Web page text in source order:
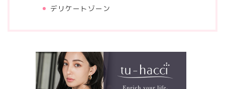
デリケートゾーン